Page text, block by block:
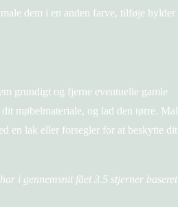
dem i en anden farve, tilføje hylder
grundigt og fjerne eventuelle gamle
møbelmateriale, og lad den tørre. Mal
en lak eller forsegler for at beskytte dit
i gennemsnit fået 3.5 stjerner baseret